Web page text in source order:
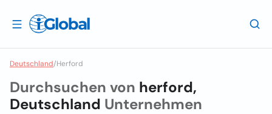
Deutschland/Herford
Durchsuchen von herford,
Deutschland Unternehmen